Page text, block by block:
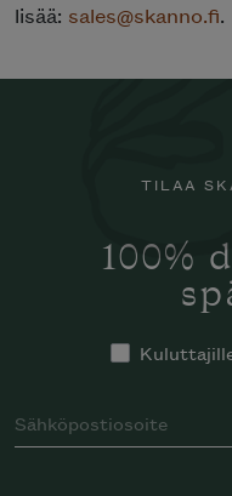
lisää: sales@skanno.fi.
TILAA
100%